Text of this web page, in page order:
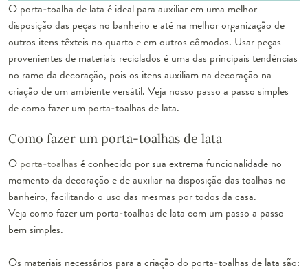
O porta-toalha de lata é ideal para auxiliar em uma melhor
disposição das peças no banheiro e até na melhor organização de
outros itens têxteis no quarto e em outros cômodos. Usar peças
provenientes de materiais reciclados é uma das principais tendências
no ramo da decoração, pois os itens auxiliam na decoração na
criação de um ambiente versátil. Veja nosso passo a passo simples
de como fazer um porta-toalhas de lata.
Como fazer um porta-toalhas de lata
O porta-toalhas é conhecido por sua extrema funcionalidade no
momento da decoração e de auxiliar na disposição das toalhas no
banheiro, facilitando o uso das mesmas por todos da casa.
Veja como fazer um porta-toalhas de lata com um passo a passo
bem simples.
Os materiais necessários para a criação do porta-toalhas de lata são: